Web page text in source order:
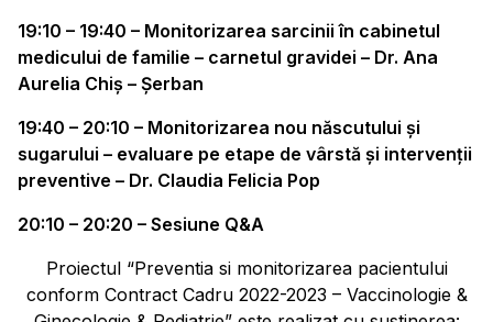
19:10 – 19:40 – Monitorizarea sarcinii în cabinetul
medicului de familie – carnetul gravidei – Dr. Ana
Aurelia Chiș – Șerban
19:40 – 20:10 – Monitorizarea nou născutului și
sugarului – evaluare pe etape de vârstă și intervenții
preventive – Dr. Claudia Felicia Pop
20:10 – 20:20 – Sesiune Q&A
Proiectul “Preventia si monitorizarea pacientului
conform Contract Cadru 2022-2023 – Vaccinologie &